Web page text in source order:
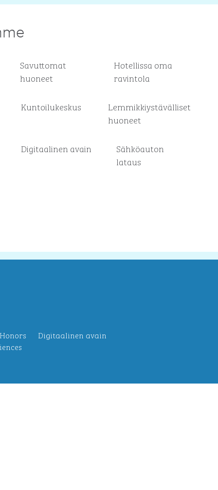
Savuttomat
huoneet
Hotellissa oma
ravintola
Kuntoilukeskus
Lemmikkiystävälliset
huoneet
Digitaalinen avain
Sähköauton
lataus
Digitaalinen avain